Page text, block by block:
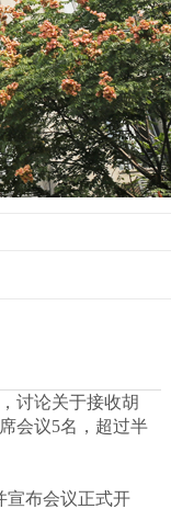
讨论关于接收胡
会议5名，超过半
宣布会议正式开